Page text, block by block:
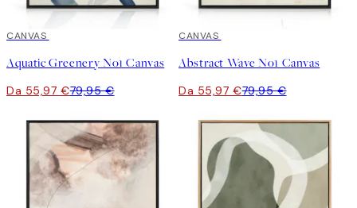
30%*
CANVAS
Aquatic Greenery No1 Canvas
Da 55,97 €79,95 €
30%*
CANVAS
Abstract Wave No1 Canvas
Da 55,97 €79,95 €